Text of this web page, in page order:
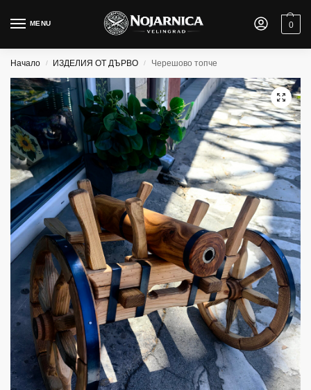
MENU 0
Начало / ИЗДЕЛИЯ ОТ ДЪРВО / Черешово топче